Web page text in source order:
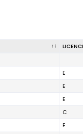
E
E
E
C
E